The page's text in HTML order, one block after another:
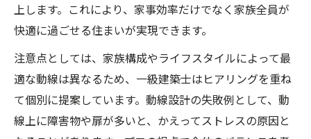
上します。これにより、家事効率だけでなく家族全員が
快適に過ごせる住まいが実現できます。
注意点としては、家族構成やライフスタイルによって最
適な動線は異なるため、一級建築士はヒアリングを重ね
て個別に提案しています。動線設計の失敗例として、動
線上に障害物や扉が多いと、かえってストレスの原因と